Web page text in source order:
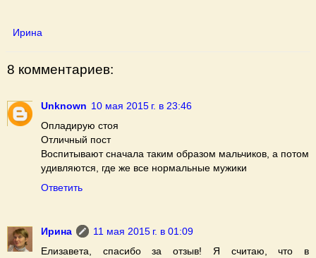
Ирина
8 комментариев:
Unknown 10 мая 2015 г. в 23:46
Опладирую стоя
Отличный пост
Воспитывают сначала таким образом мальчиков, а потом
удивляются, где же все нормальные мужики
Ответить
Ирина
11 мая 2015 г. в 01:09
Елизавета, спасибо за отзыв! Я считаю, что в